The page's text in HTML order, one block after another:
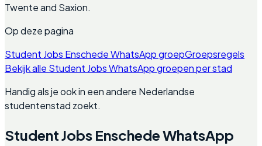
Twente and Saxion.
Op deze pagina
Student Jobs Enschede WhatsApp groepGroepsregels
Bekijk alle Student Jobs WhatsApp groepen per stad
Handig als je ook in een andere Nederlandse
studentenstad zoekt.
Student Jobs Enschede WhatsApp